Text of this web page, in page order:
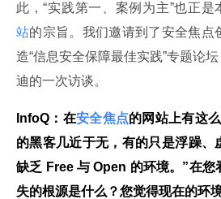
此，“实践第一、案例为主”也正是
站的宗旨。我们邀请到了安全焦点
造“信息安全保障最佳实践”专题论
迪的一次访谈。
InfoQ：在安全焦点的网站上有这
的黑客几近于无，有的只是浮躁
缺乏 Free 与 Open 的环境。”在您
失的根源是什么？您觉得现在的环